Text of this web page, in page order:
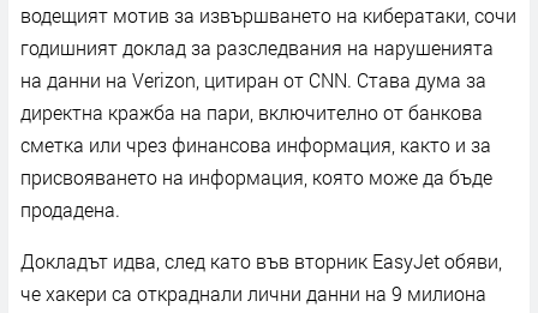
водещият мотив за извършването на кибератаки, сочи
годишният доклад за разследвания на нарушенията
на данни на Verizon, цитиран от CNN. Става дума за
директна кражба на пари, включително от банкова
сметка или чрез финансова информация, както и за
присвояването на информация, която може да бъде
продадена.
Докладът идва, след като във вторник EasyJet обяви,
че хакери са откраднали лични данни на 9 милиона